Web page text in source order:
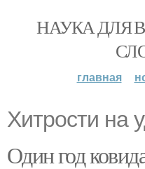
НАУКА ДЛЯ
главная
Хитрости на
Один год